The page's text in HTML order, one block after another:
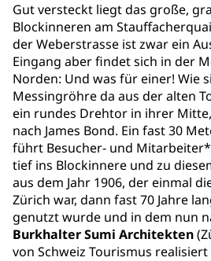
Gut versteckt liegt das große,
Blockinneren am
der Weberstrasse ist zwar ein
Eingang aber findet sich in der
Norden: Und was für einer! Wie
Messingröhre da aus der alten
ein rundes Drehtor in ihrer
nach James Bond. Ein fast 30
führt Besucher- und
tief ins Blockinnere und zu
aus dem Jahr 1906, der einmal
Zürich war, dann fast 70 Jahre
genutzt wurde und in dem nun
Burkhalter Sumi Architekten
von Schweiz Tourismus